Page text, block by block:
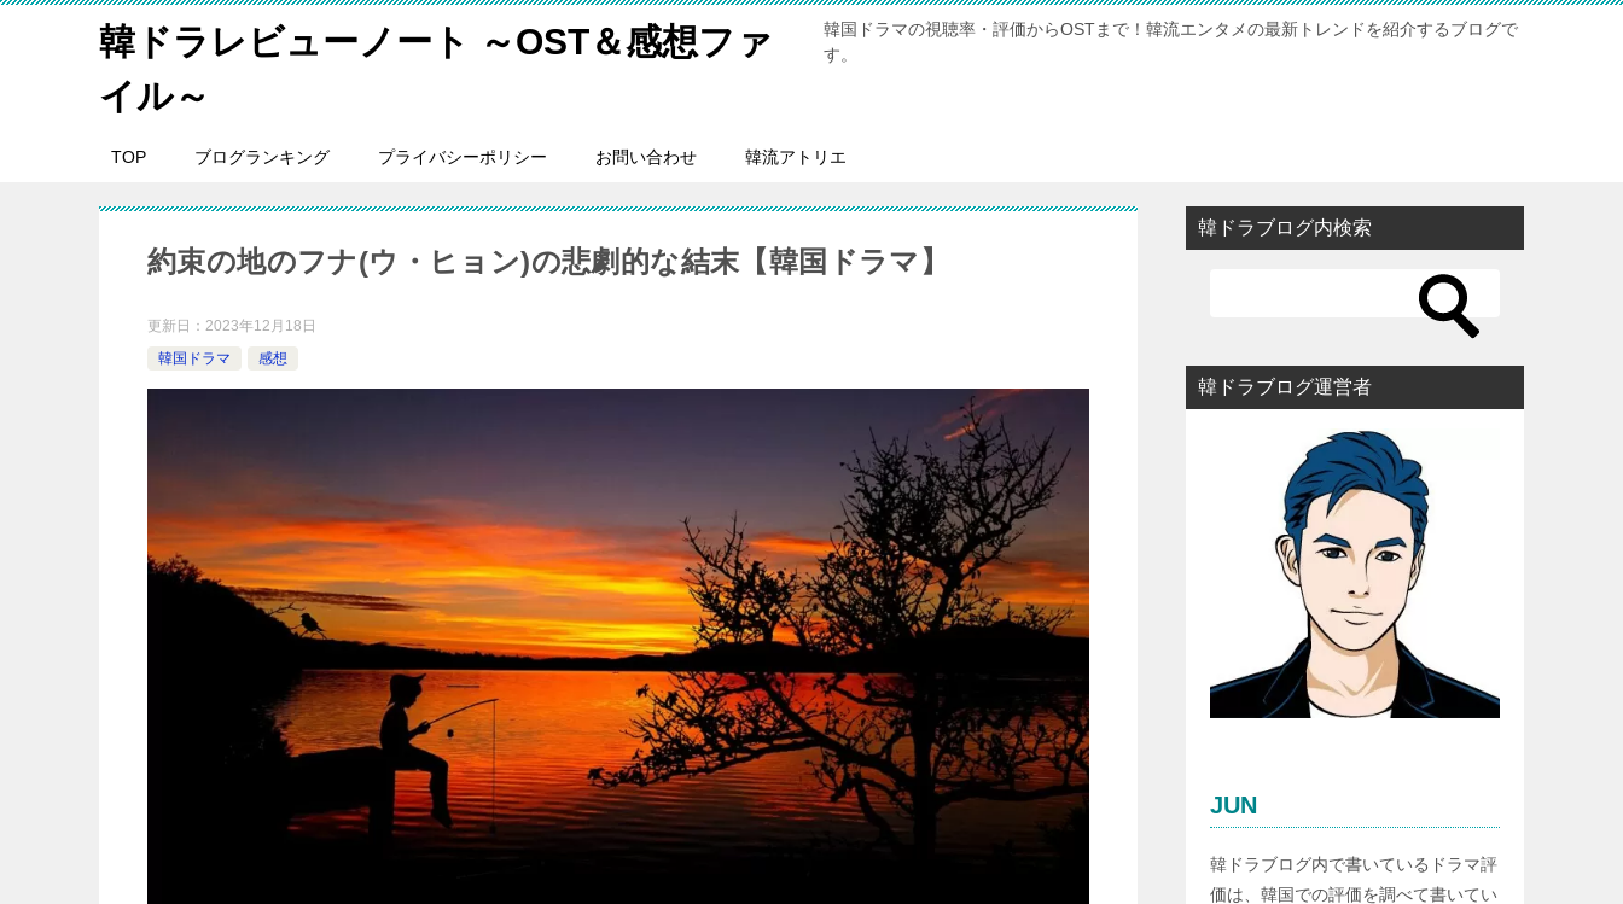
韓ドラレビューノート ～OST＆感想ファ
イル～
韓国ドラマの視聴率・評価からOSTまで！韓流エンタメの最新トレンドを紹介するブログで
す。
TOP ブログランキング プライバシーポリシー お問い合わせ 韓流アトリエ
約束の地のフナ(ウ・ヒョン)の悲劇的な結末【韓国ドラマ】
更新日： 2023年12月18日
韓国ドラマ
感想
韓ドラブログ内検索
韓ドラブログ運営者
JUN
韓ドラブログ内で書いているドラマ評
価は、韓国での評価を調べて書いてい